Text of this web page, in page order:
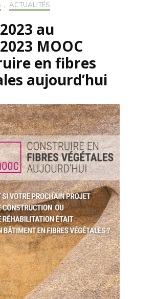
, ACTUALITÉS
au
MOOC
en fibres
aujourd’hui